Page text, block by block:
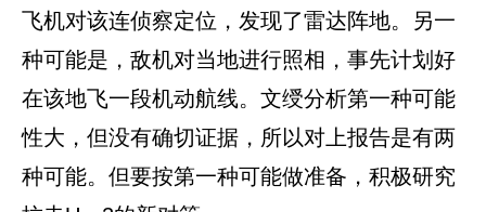
飞机对该连侦察定位，发现了雷达阵地。另一
种可能是，敌机对当地进行照相，事先计划好
在该地飞一段机动航线。文绶分析第一种可能
性大，但没有确切证据，所以对上报告是有两
种可能。但要按第一种可能做准备，积极研究